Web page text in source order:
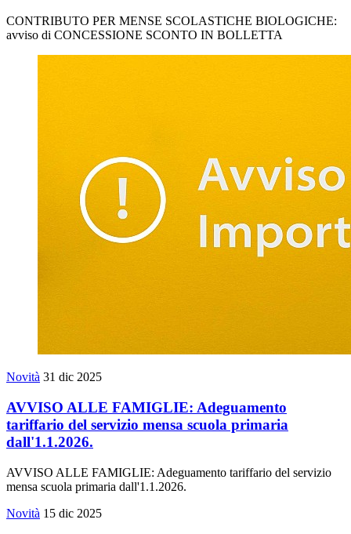
CONTRIBUTO PER MENSE SCOLASTICHE BIOLOGICHE:
avviso di CONCESSIONE SCONTO IN BOLLETTA
Novità 31 dic 2025
AVVISO ALLE FAMIGLIE: Adeguamento
tariffario del servizio mensa scuola primaria
dall'1.1.2026.
AVVISO ALLE FAMIGLIE: Adeguamento tariffario del servizio
mensa scuola primaria dall'1.1.2026.
Novità 15 dic 2025